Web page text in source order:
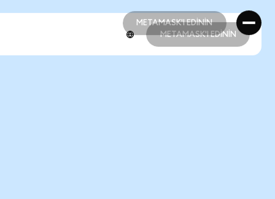
METAMASK'I EDİNİN
METAMASK'I EDİNİN
METAMASK'I EDİNİN